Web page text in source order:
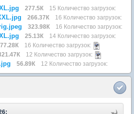
277.5К 15 Количество загрузок:
266.37К 16 Количество загрузок:
323.98К 16 Количество загрузок:
25.13К 14 Количество загрузок:
16 Количество загрузок:
12 Количество загрузок:
56.89К 12 Количество загрузок: